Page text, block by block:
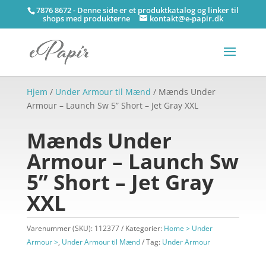
7876 8672 - Denne side er et produktkatalog og linker til
shops med produkterne kontakt@e-papir.dk
Hjem / Under Armour til Mænd / Mænds Under
Armour – Launch Sw 5” Short – Jet Gray XXL
Mænds Under
Armour – Launch Sw
5” Short – Jet Gray
XXL
Varenummer (SKU): 112377 Kategorier: Home > Under
Armour >, Under Armour til Mænd Tag: Under Armour